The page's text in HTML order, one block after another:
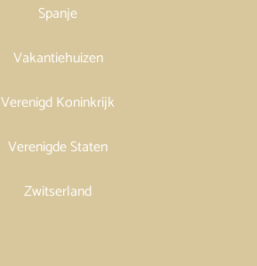
Spanje
Vakantiehuizen
Verenigd Koninkrijk
Verenigde Staten
Zwitserland